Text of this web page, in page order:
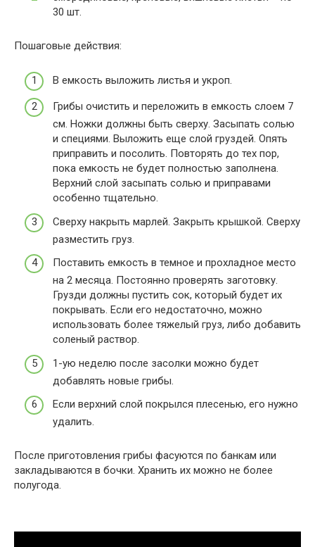
30 шт.
Пошаговые действия:
В емкость выложить листья и укроп.
Грибы очистить и переложить в емкость слоем 7
см. Ножки должны быть сверху. Засыпать солью
и специями. Выложить еще слой груздей. Опять
приправить и посолить. Повторять до тех пор,
пока емкость не будет полностью заполнена.
Верхний слой засыпать солью и приправами
особенно тщательно.
Сверху накрыть марлей. Закрыть крышкой. Сверху
разместить груз.
Поставить емкость в темное и прохладное место
на 2 месяца. Постоянно проверять заготовку.
Грузди должны пустить сок, который будет их
покрывать. Если его недостаточно, можно
использовать более тяжелый груз, либо добавить
соленый раствор.
1-ую неделю после засолки можно будет
добавлять новые грибы.
Если верхний слой покрылся плесенью, его нужно
удалить.
После приготовления грибы фасуются по банкам или
закладываются в бочки. Хранить их можно не более
полугода.